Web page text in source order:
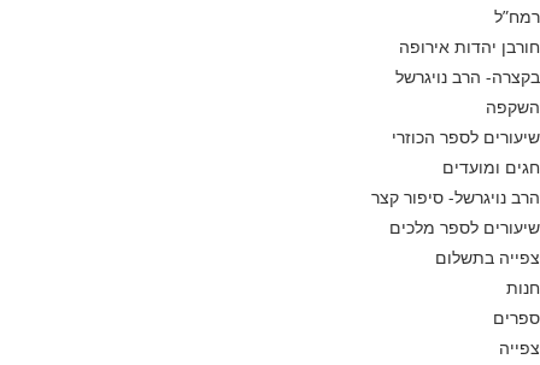
רמח”ל
חורבן יהדות אירופה
בקצרה- הרב נויגרשל
השקפה
שיעורים לספר הכוזרי
חגים ומועדים
הרב נויגרשל- סיפור קצר
שיעורים לספר מלכים
צפייה בתשלום
חנות
ספרים
צפייה